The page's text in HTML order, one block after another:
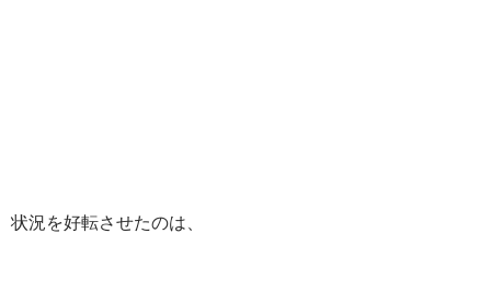
状況を好転させたのは、